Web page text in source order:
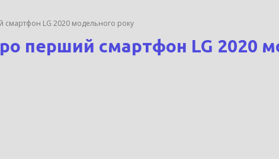
смартфон LG 2020 модельного року
перший смартфон LG 2020